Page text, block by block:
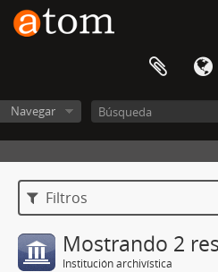
Navegar
Filtros
Mostrando 2
Institución archivística